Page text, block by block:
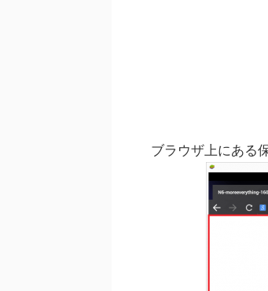
ブラウザ上にある